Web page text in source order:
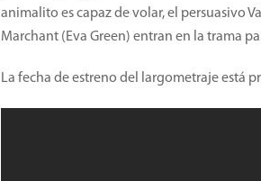
animalito es capaz de volar, el persuasivo
Marchant (Eva Green) entran en la trama
La fecha de estreno del largometraje está